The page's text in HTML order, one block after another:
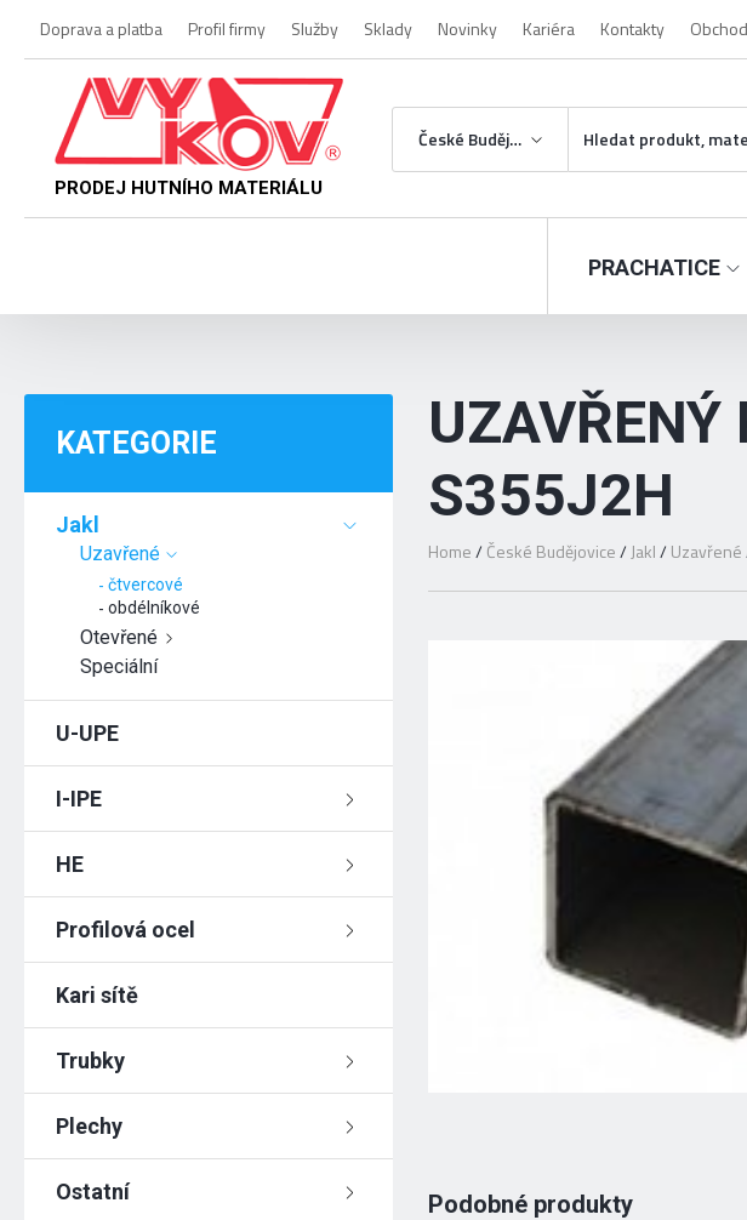
Doprava a platba Profil firmy Služby Sklady Novinky Kariéra Kontakty
PRODEJ HUTNÍHO MATERIÁLU
České Budějovice
PRACHATICE
KATEGORIE
Jakl
Uzavřené
čtvercové
obdélníkové
Otevřené
Speciální
U-UPE
I-IPE
HE
Profilová ocel
Kari sítě
Trubky
Plechy
Ostatní
S355J2H
Home/ České Budějovice/ Jakl/ Uzavřené
Podobné produkty